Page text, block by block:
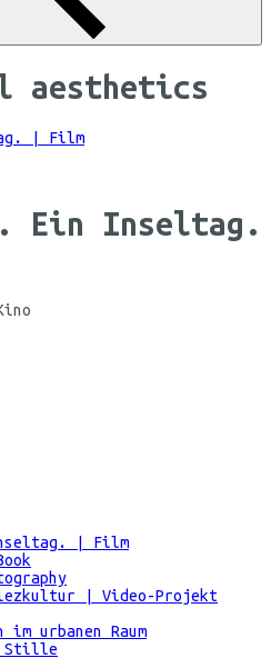
aesthetics
| Film
Ein Inseltag.
| Film
| Video-Projekt
urbanen Raum
Stille